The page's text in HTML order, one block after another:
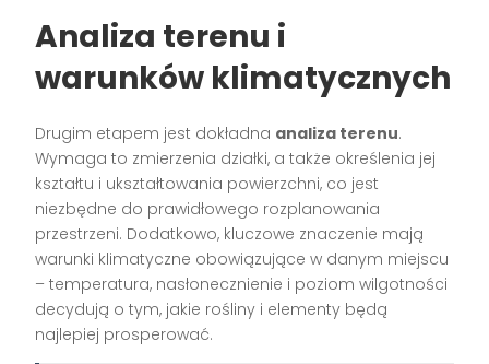
Analiza terenu i
warunków klimatycznych
Drugim etapem jest dokładna analiza terenu.
Wymaga to zmierzenia działki, a także określenia jej
kształtu i ukształtowania powierzchni, co jest
niezbędne do prawidłowego rozplanowania
przestrzeni. Dodatkowo, kluczowe znaczenie mają
warunki klimatyczne obowiązujące w danym miejscu
– temperatura, nasłonecznienie i poziom wilgotności
decydują o tym, jakie rośliny i elementy będą
najlepiej prosperować.